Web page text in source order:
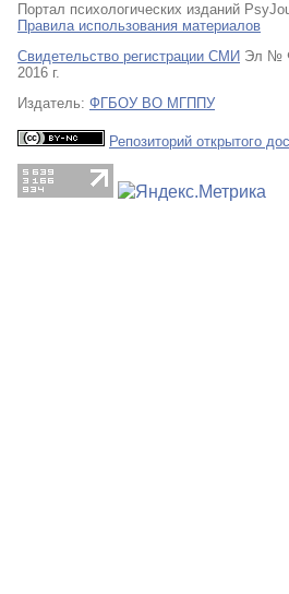
Портал психологических изданий
Правила использования материалов
Свидетельство регистрации СМИ Эл №
2016 г.
Издатель: ФГБОУ ВО МГППУ
Репозиторий открытого